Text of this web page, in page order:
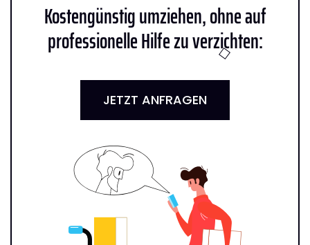
Kostengünstig umziehen, ohne auf
professionelle Hilfe zu verzichten:
JETZT ANFRAGEN